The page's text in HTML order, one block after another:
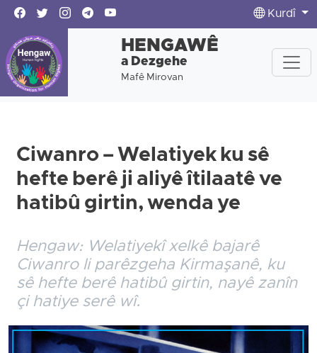
Kurdî
HENGAWÊ
a Dezgehe
Mafê Mirovan
Ciwanro – Welatiyek ku sê
hefte berê ji aliyê îtilaatê ve
hatibû girtin, wenda ye
Hengaw: Welatiyekî xelkê bajarê
Ciwanro li parêzgeha Kirmaşanê, ku
sê hefte berê hatibû girtin, nayê zanîn
çi hatiye serê wî.